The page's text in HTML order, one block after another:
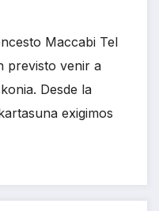
Maccabi Tel
previsto venir a
Desde la
exigimos